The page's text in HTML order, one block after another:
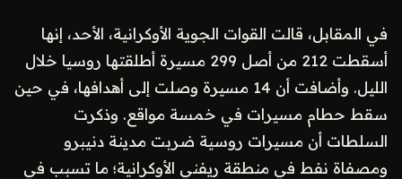
في المقابل، قالت القوات الجوية الأوكرانية، الأحد، إنها
أسقطت 212 من أصل 299 مسيرة أطلقتها روسيا خلال
الليل. وأضافت أن 14 مسيرة وصلت إلى أهدافها، في حين
سقط حطام مسيرات في خمسة مواقع. وذكرت
السلطات أن مسيرات روسية ضربت مدينة دنيبرو
ومصفاة نفط في منطقة ريفني الأوكرانية؛ ما تسبب في